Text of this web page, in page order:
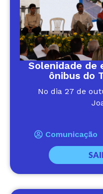
Solenidade de
ônibus do
No dia 27 de
Comunicação